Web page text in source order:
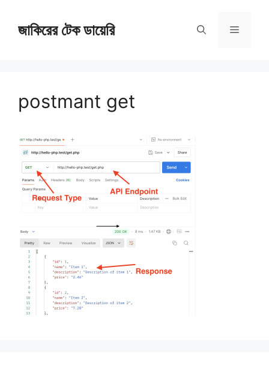
জাকিরের টেক ডায়েরি Menu
postmant get